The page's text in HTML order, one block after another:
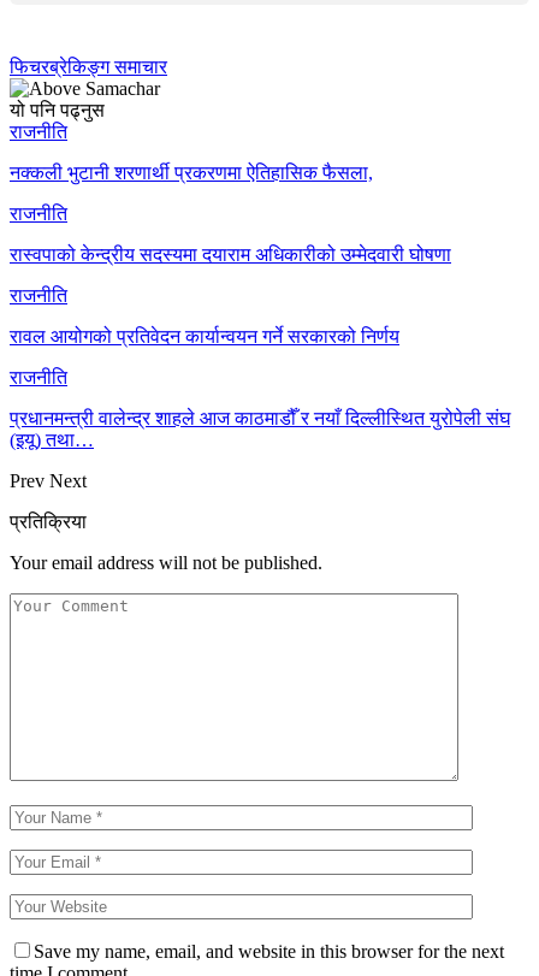
फिचरब्रेकिङ्ग समाचार
यो पनि पढ्नुस
राजनीति
नक्कली भुटानी शरणार्थी प्रकरणमा ऐतिहासिक फैसला,
राजनीति
रास्वपाको केन्द्रीय सदस्यमा दयाराम अधिकारीको उम्मेदवारी घोषणा
राजनीति
रावल आयोगको प्रतिवेदन कार्यान्वयन गर्ने सरकारको निर्णय
राजनीति
प्रधानमन्त्री वालेन्द्र शाहले आज काठमाडौँ र नयाँ दिल्लीस्थित युरोपेली संघ
(इयू) तथा…
Prev Next
प्रतिक्रिया
Your email address will not be published.
Save my name, email, and website in this browser for the next